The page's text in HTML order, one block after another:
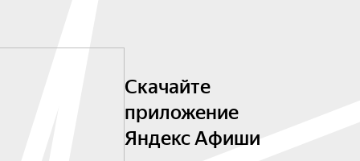
Скачайте
приложение
Яндекс Афиши